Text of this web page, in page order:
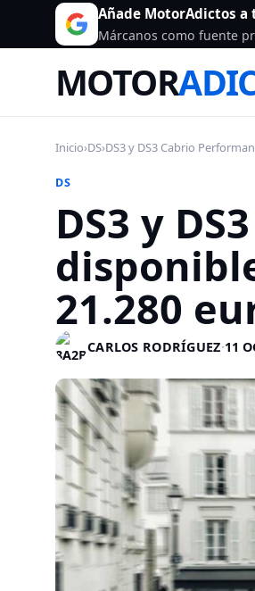
Añade MotorAdictos a
Márcanos como fuente
MOTOR
Inicio›DS›DS3 y DS3 Cabrio
DS
DS3 y
21.280
CARLOS RODRÍGUEZ·11